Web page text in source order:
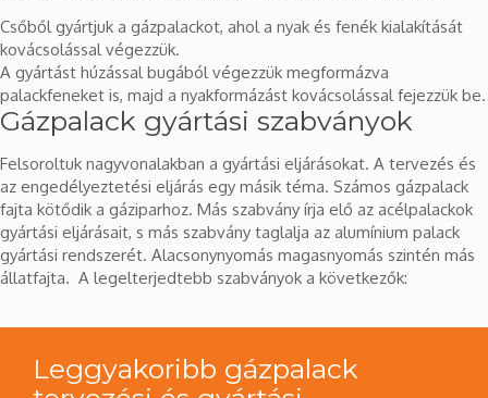
Csőből gyártjuk a gázpalackot, ahol a nyak és fenék kialakítását
kovácsolással végezzük.
A gyártást húzással bugából végezzük megformázva
palackfeneket is, majd a nyakformázást kovácsolással fejezzük be.
Gázpalack gyártási szabványok
Felsoroltuk nagyvonalakban a gyártási eljárásokat. A tervezés és
az engedélyeztetési eljárás egy másik téma. Számos gázpalack
fajta kötődik a gáziparhoz. Más szabvány írja elő az acélpalackok
gyártási eljárásait, s más szabvány taglalja az alumínium palack
gyártási rendszerét. Alacsonynyomás magasnyomás szintén más
állatfajta. A legelterjedtebb szabványok a következők:
Leggyakoribb gázpalack